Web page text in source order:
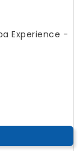
Experience -